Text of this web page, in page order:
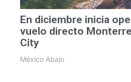
En diciembre inicia
vuelo directo
City
México Abajo